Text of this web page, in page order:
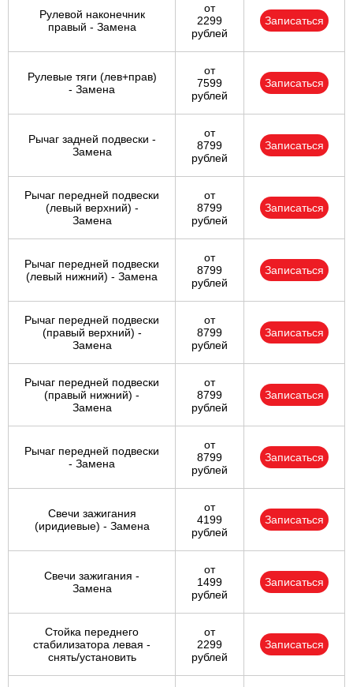
Рулевой наконечник
правый - Замена
от
2299
рублей
Записаться
Рулевые тяги (лев+прав)
- Замена
от
7599
рублей
Записаться
Рычаг задней подвески -
Замена
от
8799
рублей
Записаться
Рычаг передней подвески
(левый верхний) -
Замена
от
8799
рублей
Записаться
Рычаг передней подвески
(левый нижний) - Замена
от
8799
рублей
Записаться
Рычаг передней подвески
(правый верхний) -
Замена
от
8799
рублей
Записаться
Рычаг передней подвески
(правый нижний) -
Замена
от
8799
рублей
Записаться
Рычаг передней подвески
- Замена
от
8799
рублей
Записаться
Свечи зажигания
(иридиевые) - Замена
от
4199
рублей
Записаться
Свечи зажигания -
Замена
от
1499
рублей
Записаться
Стойка переднего
стабилизатора левая -
снять/установить
от
2299
рублей
Записаться